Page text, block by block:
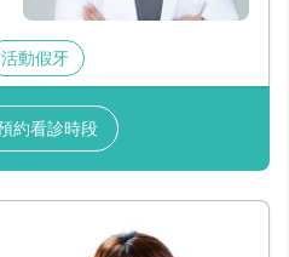
活動假牙
約看診時段